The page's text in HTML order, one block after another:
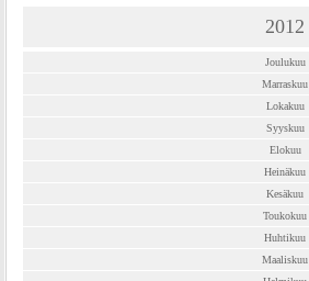
2012
Joulukuu
Marraskuu
Lokakuu
Syyskuu
Elokuu
Heinäkuu
Kesäkuu
Toukokuu
Huhtikuu
Maaliskuu